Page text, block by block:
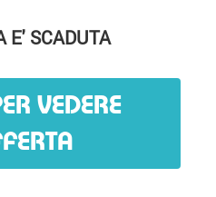
E' SCADUTA
VEDERE